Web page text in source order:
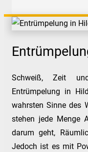
Schweiß, Zeit
Entrümpelung in
wahrsten Sinne des
stehen jede Menge
darum geht,
Jedoch ist es mit